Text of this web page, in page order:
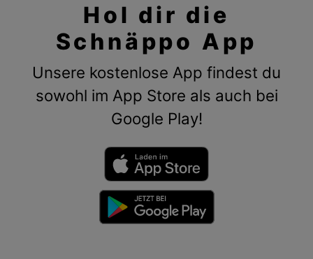
Hol dir die
Schnäppo App
Unsere kostenlose App findest du
sowohl im App Store als auch bei
Google Play!